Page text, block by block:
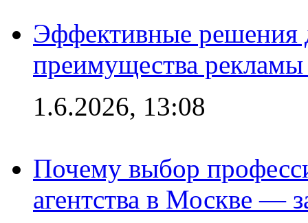
Эффективные решения
преимущества рекламы
1.6.2026, 13:08
Почему выбор
агентства в Москве —